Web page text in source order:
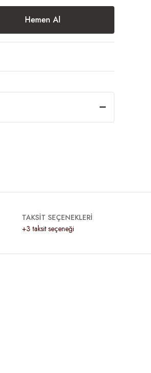
Hemen Al
TAKSİT SEÇENEKLERİ
+3 taksit seçeneği